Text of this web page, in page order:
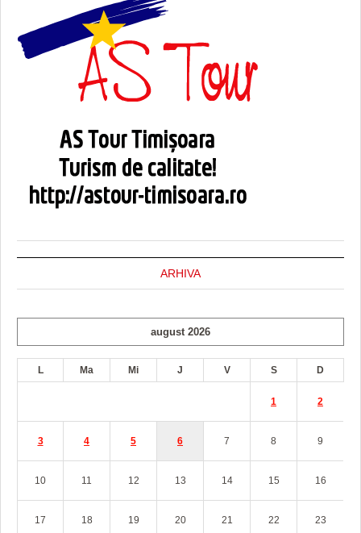
ARHIVA
august 2026
L Ma Mi J V S D
1 2
3 4 5 6 7 8 9
10 11 12 13 14 15 16
17 18 19 20 21 22 23